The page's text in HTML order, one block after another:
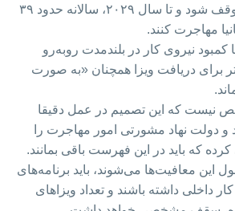
۱۸۰ عنوان شغلی متوقف شود و تا سال ۲۰۲۹، سالانه حدود ۳۹
مهاجرت کنند.
کمبود نیروی کار در بلندمدت روبه‌رو
برای دریافت ویزا همچنان «به صورت
نیست که این تصمیم در عمل دقیقا
و دولت نهاد مشورتی امور مهاجرت را
که باید در این فهرست باقی بمانند.
این معافیت‌ها می‌شوند، باید برنامه‌های
داخلی داشته باشند و تعداد ویزاهای